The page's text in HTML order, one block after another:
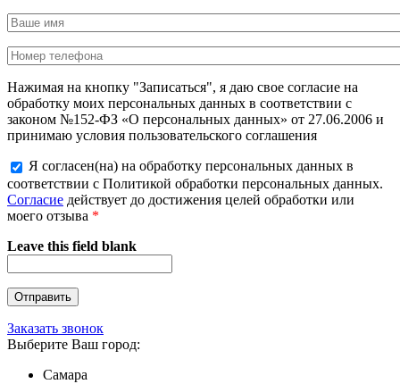
Нажимая на кнопку "Записаться", я даю свое согласие на
обработку моих персональных данных в соответствии с
законом №152-ФЗ «О персональных данных» от 27.06.2006 и
принимаю условия пользовательского соглашения
Я согласен(на) на обработку персональных данных в
соответствии с Политикой обработки персональных данных.
Согласие действует до достижения целей обработки или
моего отзыва *
Leave this field blank
Заказать звонок
Выберите Ваш город:
Самара